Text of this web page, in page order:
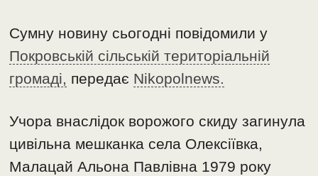
Сумну новину сьогодні повідомили у
Покровській сільській територіальній
громаді, передає Nikopolnews.
Учора внаслідок ворожого скиду загинула
цивільна мешканка села Олексіївка,
Малацай Альона Павлівна 1979 року